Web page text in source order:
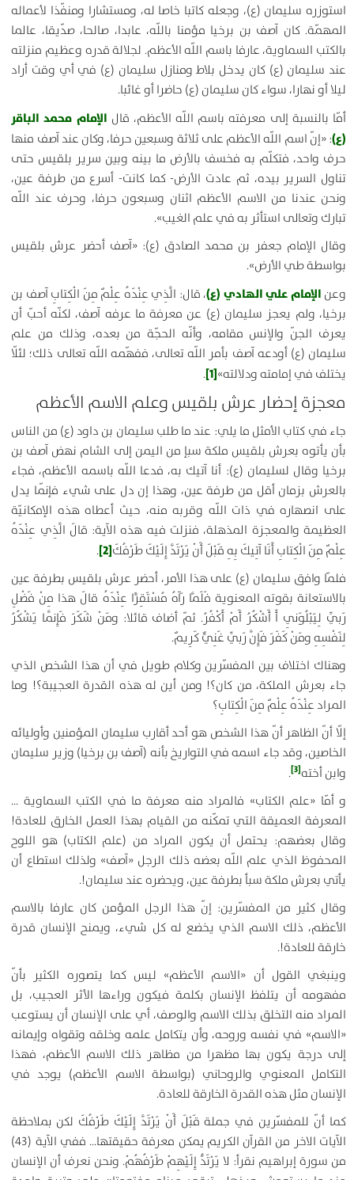
استوزره سليمان (ع)، وجعله كاتبا خاصا له، ومستشارا ومنفّذا لأعماله
المهمّة. كان آصف بن برخيا مؤمنا باللّه، عابدا، صالحا، صدّيقا، عالما
بالكتب السماوية، عارفا باسم اللّه الأعظم. لجلالة قدره وعظيم منزلته
عند سليمان (ع) كان يدخل بلاط ومنازل سليمان (ع) في أي وقت أراد
ليلا أو نهارا، سواء كان سليمان (ع) حاضرا أو غائبا.
أمّا بالنسبة إلى معرفته باسم اللّه الأعظم، قال الإمام محمد الباقر
(ع): «إنّ اسم اللّه الأعظم على ثلاثة وسبعين حرفا، وكان عند آصف منها
حرف واحد، فتكلّم به فخسف بالأرض ما بينه وبين سرير بلقيس حتى
تناول السرير بيده، ثم عادت الأرض- كما كانت- أسرع من طرفة عين،
ونحن عندنا من الاسم الأعظم اثنان وسبعون حرفا، وحرف عند اللّه
تبارك وتعالى استأثر به في علم الغيب».
وقال الإمام جعفر بن محمد الصادق (ع): «آصف أحضر عرش بلقيس
بواسطة طي الأرض».
وعن الإمام علي الهادي (ع)، قال: الَّذِي عِنْدَهُ عِلْمٌ مِنَ الْكِتابِ‏ آصف بن
برخيا، ولم يعجز سليمان (ع) عن معرفة ما عرفه آصف، لكنّه أحبّ أن
يعرف الجنّ والإنس مقامه، وأنّه الحجّة من بعده، وذلك من علم
سليمان (ع) أودعه آصف بأمر اللّه تعالى، ففهّمه اللّه تعالى‏ ذلك؛ لئلّا
يختلف في إمامته ودلالته»
[1]
.
معجزة إحضار عرش بلقيس وعلم الاسم الأعظم
جاء في كتاب الأمثل ما يلي: عند ما طلب سليمان بن داود (ع) من الناس
بأن يأتوه بعرش بلقيس ملكة سبإ من اليمن إلى الشام نهض آصف بن
برخيا وقال لسليمان (ع): أنا آتيك به، فدعا اللّه باسمه الأعظم، فجاء
بالعرش بزمان أقل من طرفة عين، وهذا إن دل على شي‏ء فإنّما يدل
على انصهاره في ذات اللّه وقربه منه، حيث أعطاه هذه الإمكانيّة
العظيمة والمعجزة المذهلة، فنزلت فيه هذه الآية: قالَ الَّذِي عِنْدَهُ
عِلْمٌ مِنَ الْكِتابِ أَنَا آتِيكَ بِهِ قَبْلَ أَنْ يَرْتَدَّ إِلَيْكَ طَرْفُكَ[2]
.
فلمّا وافق سليمان (ع) على هذا الأمر، أحضر عرش بلقيس بطرفة عين
بالاستعانة بقوته المعنوية فَلَمَّا رَآهُ مُسْتَقِرًّا عِنْدَهُ قالَ هذا مِنْ فَضْلِ
رَبِّي لِيَبْلُوَنِي أَ أَشْكُرُ أَمْ أَكْفُرُ. ثمّ أضاف قائلا: ومَنْ شَكَرَ فَإِنَّما يَشْكُرُ
لِنَفْسِهِ ومَنْ كَفَرَ فَإِنَّ رَبِّي غَنِيٌّ كَرِيمٌ‏.
وهناك اختلاف بين المفسّرين وكلام طويل في أن هذا الشخص الذي
جاء بعرش الملكة، من كان؟! ومن أين له هذه القدرة العجيبة؟! وما
المرادعِنْدَهُ عِلْمٌ مِنَ الْكِتابِ‏؟
إلّا أنّ الظاهر أنّ هذا الشخص هو أحد أقارب سليمان المؤمنين وأوليائه
الخاصين، وقد جاء اسمه في التواريخ بأنه (آصف بن برخيا) وزير سليمان
وابن أخته‏[3]
.
و أمّا «علم الكتاب» فالمراد منه معرفة ما في الكتب السماوية …
المعرفة العميقة التي تمكّنه من القيام بهذا العمل الخارق للعادة!
وقال بعضهم: يحتمل أن يكون المراد من (علم الكتاب) هو اللوح
المحفوظ الذي علم اللّه بعضه ذلك الرجل «آصف» ولذلك استطاع أن
يأتي بعرش ملكة سبأ بطرفة عين، ويحضره عند سليمان!.
وقال كثير من المفسّرين: إنّ هذا الرجل المؤمن كان عارفا بالاسم
الأعظم، ذلك الاسم الذي يخضع له كل شي‏ء، ويمنح الإنسان قدرة
خارقة للعادة!.
وينبغي القول أن «الاسم الأعظم» ليس كما يتصوره الكثير بأنّ
مفهومه أن يتلفظ الإنسان بكلمة فيكون وراءها الأثر العجيب، بل
المراد منه التخلق بذلك الاسم والوصف، أي على الإنسان أن يستوعب
«الاسم» في نفسه وروحه، وأن يتكامل علمه وخلقه وتقواه وإيمانه
إلى درجة يكون بها مظهرا من مظاهر ذلك الاسم الأعظم، فهذا
التكامل المعنوي والروحاني (بواسطة الاسم الأعظم) يوجد في
الإنسان مثل هذه القدرة الخارقة للعادة.
كما أنّ للمفسّرين في جملة قَبْلَ أَنْ يَرْتَدَّ إِلَيْكَ طَرْفُكَ‏ لكن بملاحظة
الآيات الاخر من القرآن الكريم يمكن معرفة حقيقتها… ففي الآية (43)
من سورة إبراهيم نقرأ: لا يَرْتَدُّ إِلَيْهِمْ طَرْفُهُمْ‏. ونحن نعرف أن الإنسان